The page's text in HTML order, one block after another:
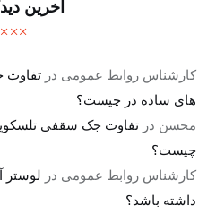
آخرین
کارشناس روابط عمومی در
های ساده در چیست؟
محسن درتفاوت جک سقفی
چیست؟
کارشناس روابط عمومی در لوستر
داشته باشد؟